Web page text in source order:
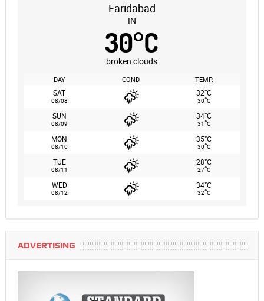
Faridabad
IN
30°C
broken clouds
DAY COND. TEMP.
SAT
08/08
32°C
30°C
SUN
08/09
34°C
31°C
MON
08/10
35°C
30°C
TUE
08/11
28°C
27°C
WED
08/12
34°C
32°C
ADVERTISING